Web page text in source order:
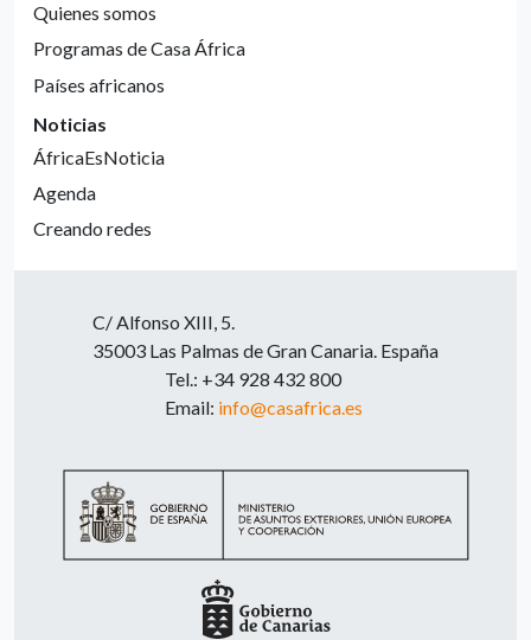
Quienes somos
Programas de Casa África
Países africanos
Noticias
ÁfricaEsNoticia
Agenda
Creando redes
C/ Alfonso XIII, 5.
35003 Las Palmas de Gran Canaria. España
Tel.: +34 928 432 800
Email: info@casafrica.es